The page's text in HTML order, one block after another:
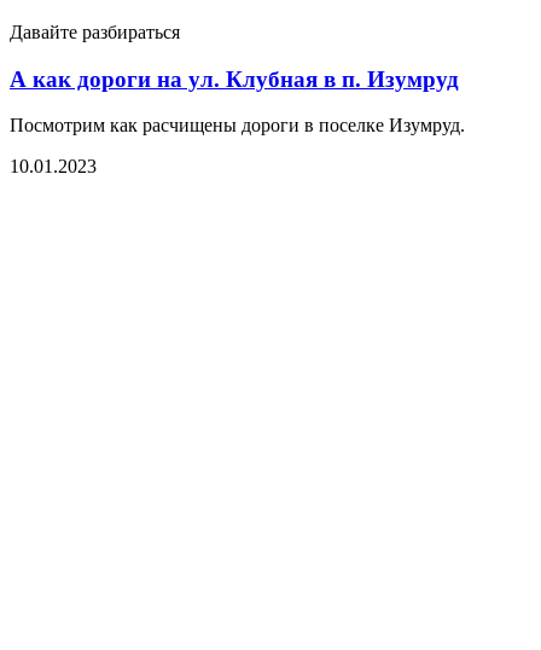
Давайте разбираться
А как дороги на ул. Клубная в п. Изумруд
Посмотрим как расчищены дороги в поселке Изумруд.
10.01.2023